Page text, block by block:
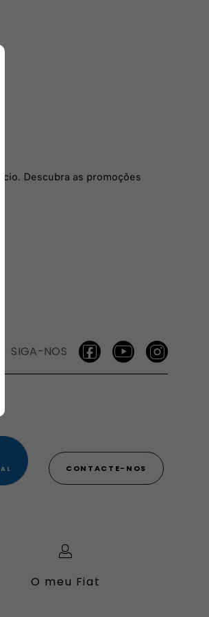
Descubra as promoções
SIGA-NOS
CONTACTE-NOS
O meu Fiat